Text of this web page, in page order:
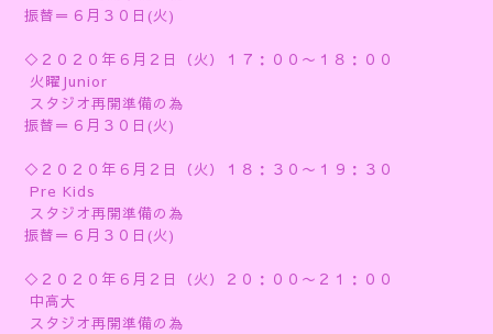
振替＝６月３０日(火)
◇２０２０年６月２日（火）１７：００〜１８：００
火曜Junior
スタジオ再開準備の為
振替＝６月３０日(火)
◇２０２０年６月２日（火）１８：３０〜１９：３０
Pre Kids
スタジオ再開準備の為
振替＝６月３０日(火)
◇２０２０年６月２日（火）２０：００〜２１：００
中高大
スタジオ再開準備の為